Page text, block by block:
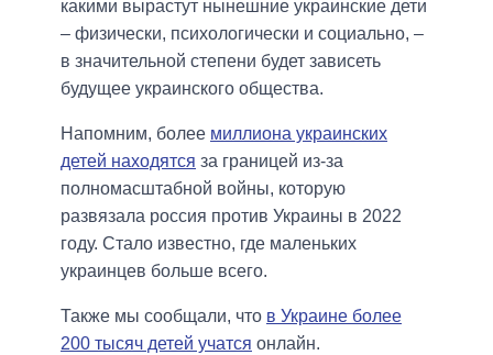
какими вырастут нынешние украинские дети
– физически, психологически и социально, –
в значительной степени будет зависеть
будущее украинского общества.
Напомним, более миллиона украинских
детей находятся за границей из-за
полномасштабной войны, которую
развязала россия против Украины в 2022
году. Стало известно, где маленьких
украинцев больше всего.
Также мы сообщали, что в Украине более
200 тысяч детей учатся онлайн.